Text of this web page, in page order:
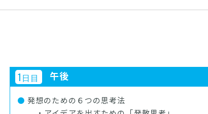
1 日目 午後
発想のための６つの思考法